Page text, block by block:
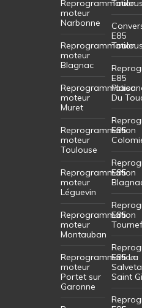
Reprogrammation
moteur
Narbonne
Reprogrammation
moteur
Blagnac
Reprogrammation
moteur
Muret
Reprogrammation
moteur
Toulouse
Reprogrammation
moteur
Léguevin
Reprogrammation
moteur
Montauban
Reprogrammation
moteur
Portet sur
Garonne
E85
E85
Du
E85
E85
E85
E85 La
Saint